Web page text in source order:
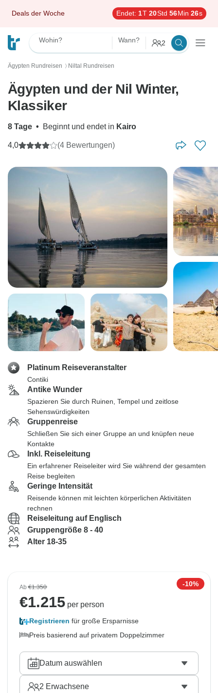
Deals der Woche Endet: 1T 20Std 56Min 25s
Wohin? Wann? 2
Ägypten Rundreisen 〉 Niltal Rundreisen
Ägypten und der Nil Winter,
Klassiker
8 Tage • Beginnt und endet in Kairo
4,0 (4 Bewertungen)
Platinum Reiseveranstalter
Contiki
Antike Wunder
Spazieren Sie durch Ruinen, Tempel und zeitlose
Sehenswürdigkeiten
Gruppenreise
Schließen Sie sich einer Gruppe an und knüpfen neue
Kontakte
Inkl. Reiseleitung
Ein erfahrener Reiseleiter wird Sie während der gesamten
Reise begleiten
Geringe Intensität
Reisende können mit leichten körperlichen Aktivitäten
rechnen
Reiseleitung auf Englisch
Gruppengröße 8 - 40
Alter 18-35
Ab€1.350 -10%
€1.215 per person
Registrieren für große Ersparnisse
Preis basierend auf privatem Doppelzimmer
Datum auswählen
2 Erwachsene